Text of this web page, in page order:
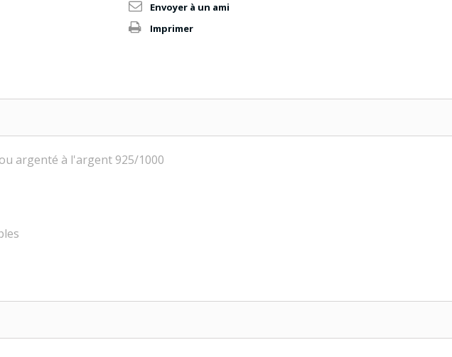
Envoyer à un ami
Imprimer
argenté à l'argent 925/1000